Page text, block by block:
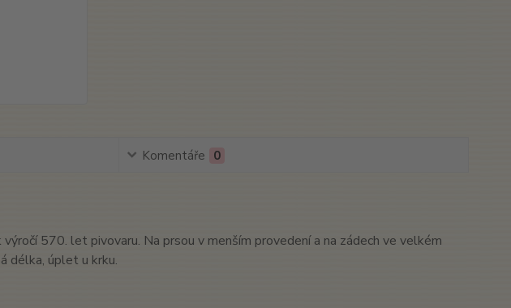
Komentáře 0
570. let pivovaru. Na prsou v menším provedení a na zádech ve velkém
délka, úplet u krku.